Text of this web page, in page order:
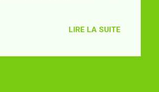
pas donner les résultats qu'elle
LIRE LA SUITE